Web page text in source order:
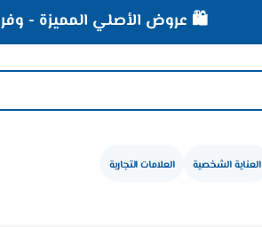
العناية الشخصية العلامات التجارية
🛍️ عروض الأصلي المميزة - وفر أكثر الآن